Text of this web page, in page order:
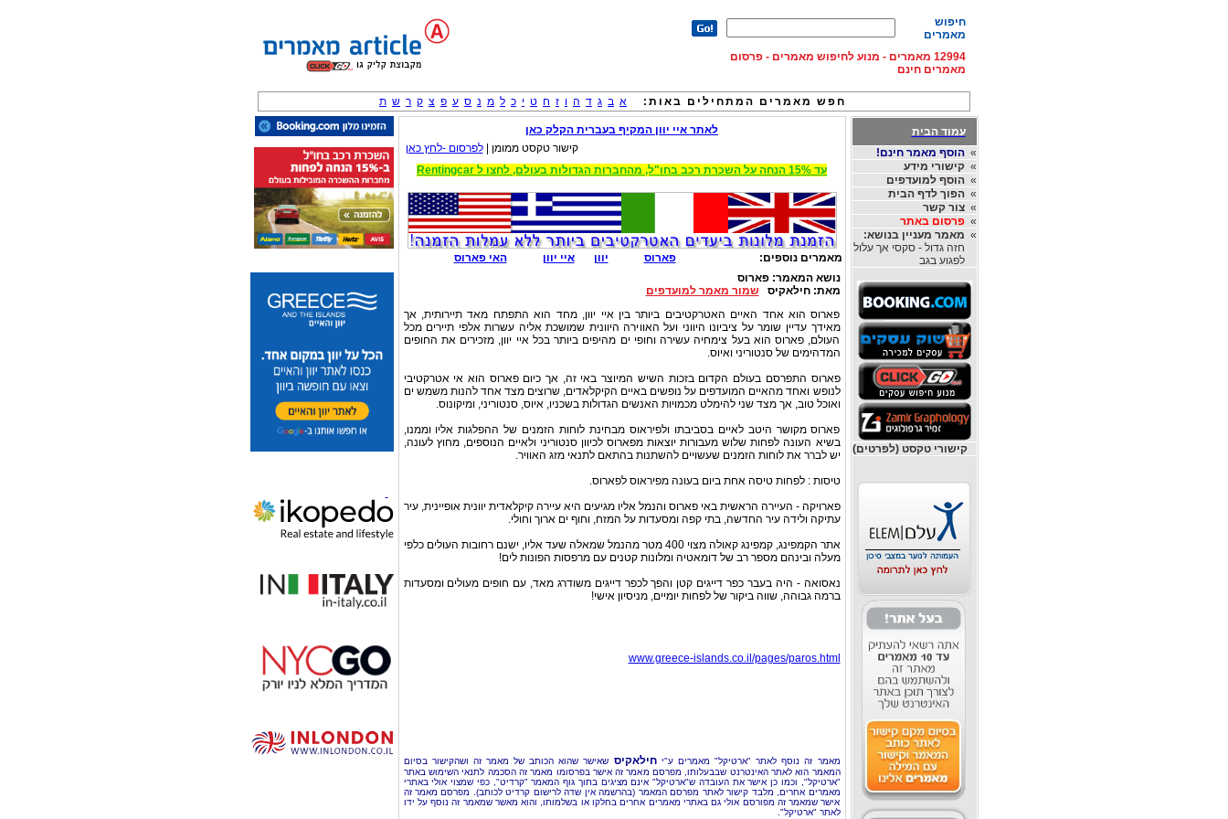
חיפוש
מאמרים
12994 מאמרים - מנוע לחיפוש מאמרים - פרסום
מאמרים חינם
חפש מאמרים המתחילים באות: א ב ג ד ה ו ז ח ט י כ ל מ נ ס ע פ צ ק ר ש ת
עמוד הבית
»הוסף מאמר חינם!
»קישורי מידע
»הוסף למועדפים
»הפוך לדף הבית
»צור קשר
»פרסום באתר
» מאמר מעניין בנושא:
חזה גדול - סקסי אך עלול
לפגוע בגב
קישורי טקסט (לפרטים)
לאתר איי יוון המקיף בעברית הקלק כאן
קישור טקסט ממומן |לפרסום -לחץ כאן
עד 15% הנחה על השכרת רכב בחו"ל, מהחברות הגדולות בעולם, לחצו ל Rentingcar
מאמרים נוספים: פארוס יוון איי יוון
האי פארוס
נושא המאמר:פארוס
מאת:חילאקיסשמור מאמר למועדפים
פארוס הוא אחד האיים האטרקטיבים ביותר בין איי יוון, מחד הוא התפתח מאד תיירותית, אך
מאידך עדיין שומר על ציביונו היווני ועל האווירה היוונית שמושכת אליה עשרות אלפי תיירים מכל
העולם, פארוס הוא בעל צימחיה עשירה וחופי ים מהיפים ביותר בכל איי יוון, מזכירים את החופים
המדהימים של סנטוריני ואיוס.
פארוס התפרסם בעולם הקדום בזכות השיש המיוצר באי זה, אך כיום פארוס הוא אי אטרקטיבי
לנופש ואחד מהאיים המועדפים על נופשים באיים הקיקלאדים, שרוצים מצד אחד להנות משמש ים
ואוכל טוב, אך מצד שני להימלט מכמויות האנשים הגדולות בשכניו, איוס, סנטוריני, ומיקונוס.
פארוס מקושר היטב לאיים בסביבתו ולפיראוס מבחינת לוחות הזמנים של ההפלגות אליו וממנו,
בשיא העונה לפחות שלוש מעבורות יוצאות מפארוס לכיוון סנטוריני ולאיים הנוספים, מחוץ לעונה,
יש לברר את לוחות הזמנים שעשויים להשתנות בהתאם לתנאי מזג האוויר.
טיסות : לפחות טיסה אחת ביום בעונה מפיראוס לפארוס.
פארויקה - העיירה הראשית באי פארוס והנמל אליו מגיעים היא עיירה קיקלאדית יוונית אופיינית, עיר
עתיקה ולידה עיר החדשה, בתי קפה ומסעדות על המזח, וחוף ים ארוך וחולי.
אתר הקמפינג, קמפינג קאולה מצוי 400 מטר מהנמל שמאלה שעד אליו, ישנם רחובות העולים כלפי
מעלה ובינהם מספר רב של דומאטיה ומלונות קטנים עם מרפסות הפונות לים!
נאסואה - היה בעבר כפר דייגים קטן והפך לכפר דייגים משודרג מאד, עם חופים מעולים ומסעדות
ברמה גבוהה, שווה ביקור של לפחות יומיים, מניסיון אישי!
www.greece-islands.co.il/pages/paros.html
מאמר זה נוסף לאתר "ארטיקל" מאמרים ע"יחילאקיס שאישר שהוא הכותב של מאמר זה ושהקישור בסיום
המאמר הוא לאתר האינטרנט שבבעלותו, מפרסם מאמר זה אישר בפרסומו מאמר זה הסכמה לתנאי השימוש באתר
"ארטיקל", וכמו כן אישר את העובדה ש"ארטיקל" אינם מציגים בתוך גוף המאמר "קרדיט", כפי שמצוי אולי באתרי
מאמרים אחרים, מלבד קישור לאתר מפרסם המאמר (בהרשמה אין שדה לרישום קרדיט לכותב). מפרסם מאמר זה
אישר שמאמר זה מפורסם אולי גם באתרי מאמרים אחרים בחלקו או בשלמותו, והוא מאשר שמאמר זה נוסף על ידו
לאתר "ארטיקל".